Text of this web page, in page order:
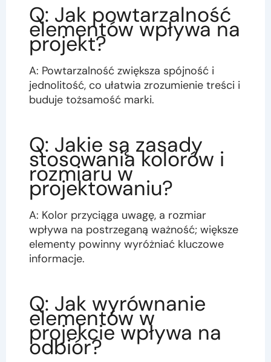
Q: Jak powtarzalność
elementów wpływa na
projekt?
A: Powtarzalność zwiększa spójność i
jednolitość, co ułatwia zrozumienie treści i
buduje tożsamość marki.
Q: Jakie są zasady
stosowania kolorów i
rozmiaru w
projektowaniu?
A: Kolor przyciąga uwagę, a rozmiar
wpływa na postrzeganą ważność; większe
elementy powinny wyróżniać kluczowe
informacje.
Q: Jak wyrównanie
elementów w
projekcie wpływa na
odbiór?